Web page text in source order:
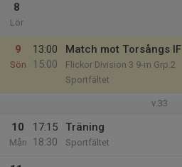
8
Lör
9
Sön
13:00
15:00
Match mot Torsångs IF
Flickor Division 3 9-m Grp.2
Sportfältet
v.33
10
Mån
17:15
18:30
Träning
Sportfältet